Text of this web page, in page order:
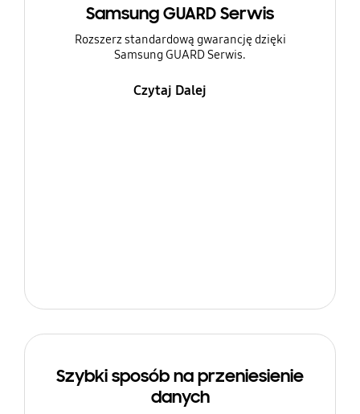
Samsung GUARD Serwis
Rozszerz standardową gwarancję dzięki
Samsung GUARD Serwis.
Czytaj Dalej
Szybki sposób na przeniesienie
danych